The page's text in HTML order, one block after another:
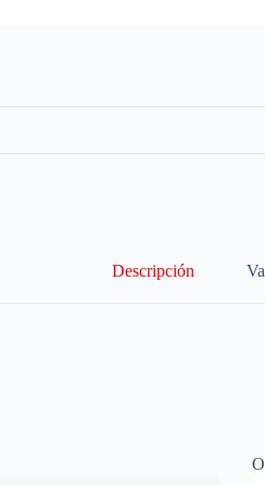
Descripción